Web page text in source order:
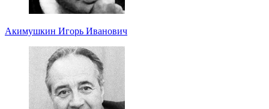
Акимушкин Игорь Иванович